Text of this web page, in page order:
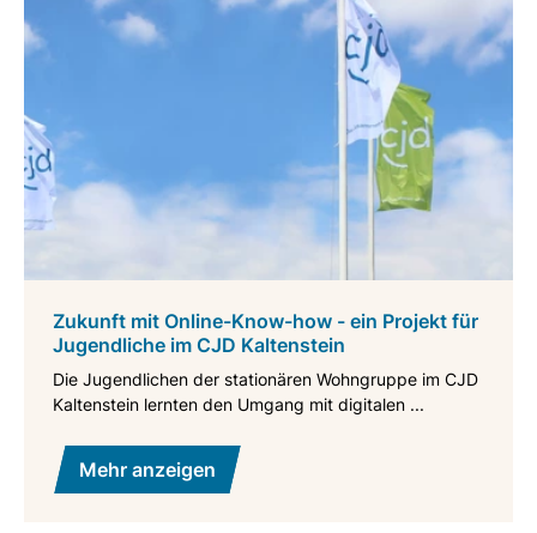
Zukunft mit Online-Know-how - ein Projekt für
Jugendliche im CJD Kaltenstein
Die Jugendlichen der stationären Wohngruppe im CJD
Kaltenstein lernten den Umgang mit digitalen ...
Mehr anzeigen